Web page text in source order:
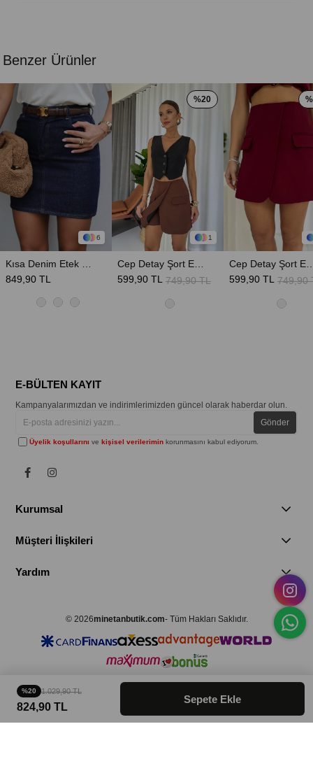
%20 1.029,90 TL
824,90 TL
Benzer Ürünler
6
849,90 TL
1
599,90 TL 749,90 TL
%20
599,90 TL 749,90
E-BÜLTEN KAYIT
Kampanyalarımızdan ve indirimlerimizden güncel olarak haberdar olun.
Gönder
Üyelik koşullarını vekişisel verilerimin korunmasını kabul ediyorum.
Kurumsal
Müşteri İlişkileri
Yardım
© 2026minetanbutik.com- Tüm Hakları Saklıdır.